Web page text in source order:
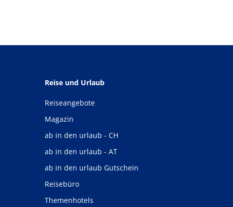
Reise und Urlaub
Reiseangebote
Magazin
ab in den urlaub - CH
ab in den urlaub - AT
ab in den urlaub Gutschein
Reisebüro
Themenhotels